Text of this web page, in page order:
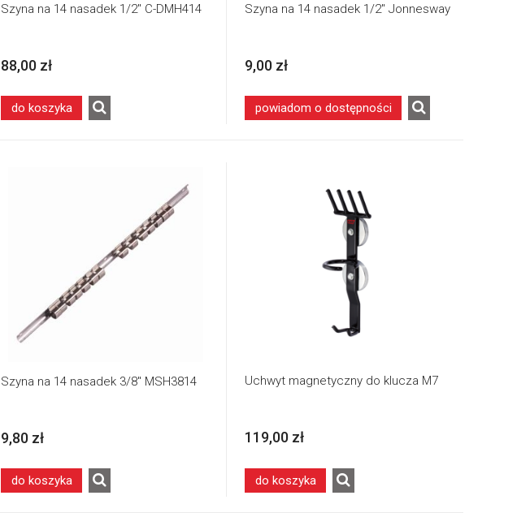
Szyna na 14 nasadek 1/2" C-DMH414
88,00 zł
do koszyka
Szyna na 14 nasadek 1/2" Jonnesway
9,00 zł
powiadom o dostępności
Szyna na 14 nasadek 3/8" MSH3814
9,80 zł
do koszyka
Uchwyt magnetyczny do klucza M7
119,00 zł
do koszyka